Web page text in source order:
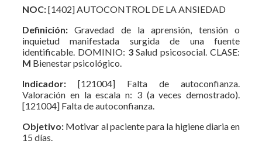
NOC:[1402] AUTOCONTROL DE LA ANSIEDAD
Definición: Gravedad de la aprensión, tensión o
inquietud manifestada surgida de una fuente
identificable. DOMINIO: 3Salud psicosocial. CLASE:
M Bienestar psicológico.
Indicador: [121004] Falta de autoconfianza.
Valoración en la escala n: 3 (a veces demostrado).
[121004] Falta de autoconfianza.
Objetivo: Motivar al paciente para la higiene diaria en
15 días.